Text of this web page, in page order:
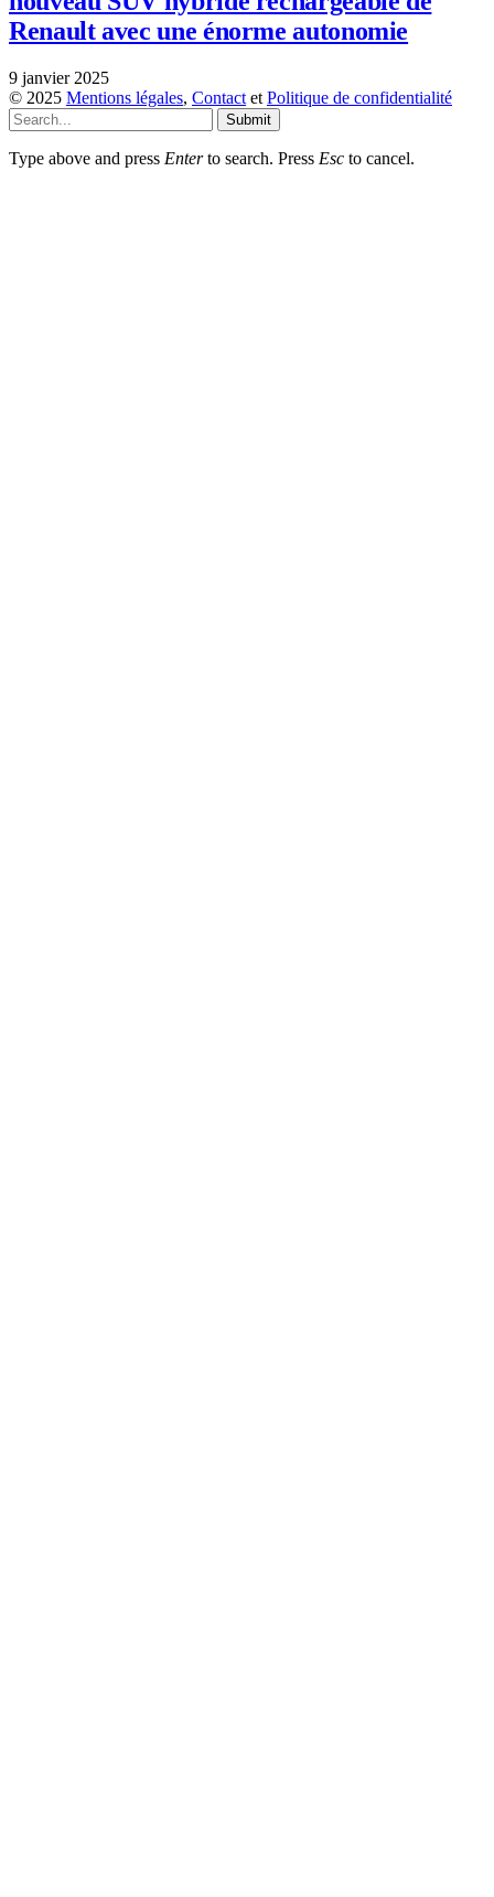
Renault avec une énorme autonomie
9 janvier 2025
© 2025 Mentions légales, Contact et Politique de confidentialité
Submit
Type above and press Enterto search. Press Esc to cancel.